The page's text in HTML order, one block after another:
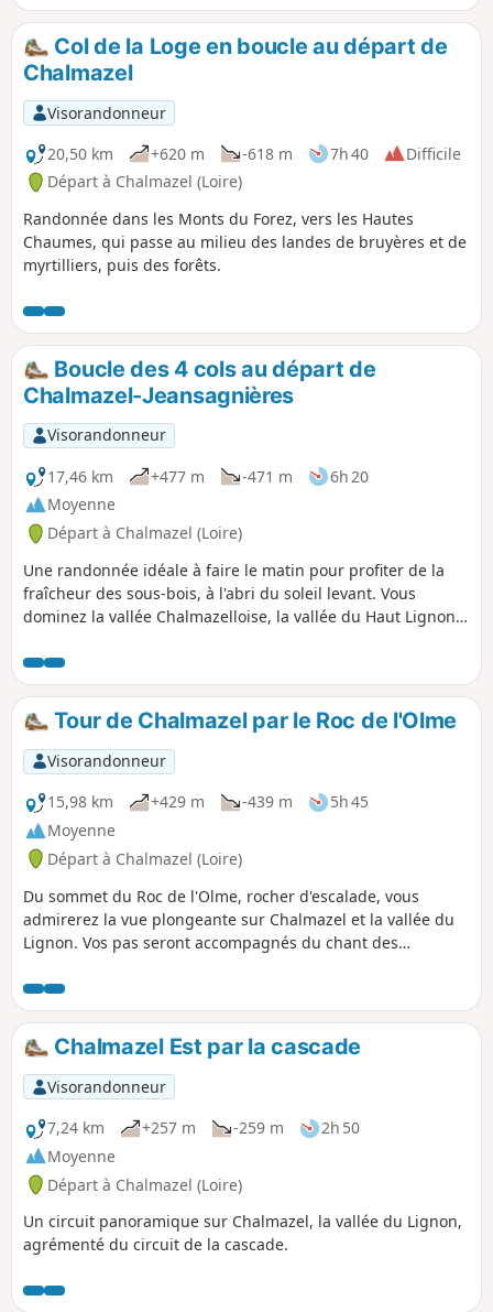
Jacques-de-Compostelle, via le Puy-en-
Velay le rendez-vous des pèlerins,
remontant vers les plus hauts villages
du Forez, un circuit à découvrir. Cette
randonnée peut se faire sous plusieurs
forme de durée.
Col de la Loge en boucle au départ de
Chalmazel
Visorandonneur
20,50 km
+620 m -618 m 7h 40
Difficile
Départ à Chalmazel (Loire)
Randonnée dans les Monts du Forez, vers les Hautes
Chaumes, qui passe au milieu des landes de bruyères et de
myrtilliers, puis des forêts.
Boucle des 4 cols au départ de
Chalmazel-Jeansagnières
Visorandonneur
17,46 km
+477 m -471 m
6h 20
Moyenne
Départ à Chalmazel (Loire)
Une randonnée idéale à faire le matin pour profiter de la
fraîcheur des sous-bois, à l'abri du soleil levant. Vous
dominez la vallée Chalmazelloise, la vallée du Haut Lignon,
attirée par les nombreux champs de myrtilles.
Tour de Chalmazel par le Roc de l'Olme
Visorandonneur
15,98 km
+429 m -439 m
5h 45
Moyenne
Départ à Chalmazel (Loire)
Du sommet du Roc de l'Olme, rocher d'escalade, vous
admirerez la vue plongeante sur Chalmazel et la vallée du
Lignon. Vos pas seront accompagnés du chant des
Chalmazel Est par la cascade
Visorandonneur
7,24 km
+257 m -259 m
2h 50
Moyenne
Départ à Chalmazel (Loire)
Un circuit panoramique sur Chalmazel, la vallée du Lignon,
agrémenté du circuit de la cascade.